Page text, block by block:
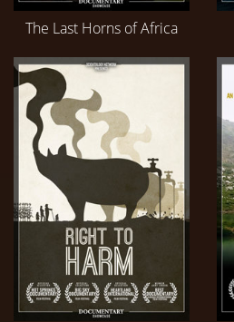
The Last Horns of Africa